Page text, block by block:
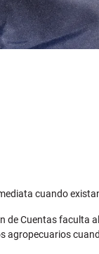
cuando
de Cuentas faculta
agropecuarios